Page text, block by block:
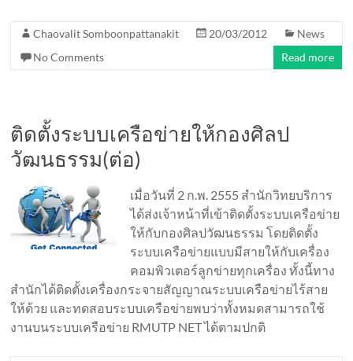
Chaovalit Somboonpattanakit 20/03/2012
News
No Comments
Read more
ติดตั้งระบบเครือข่ายให้กองศิลป
วัฒนธรรม(ต่อ)
เมื่อวันที่ 2 ก.พ. 2555 สำนักวิทยบริการ
ได้ส่งเจ้าหน้าที่เข้าติดตั้งระบบเครือข่าย
ให้กับกองศิลปวัฒนธรรม โดยติดตั้ง
ระบบเครือข่ายแบบมีสายให้กับเครื่อง
คอมพิวเตอร์ลูกข่ายทุกเครื่อง ทั้งนี้ทาง
สำนักได้ติดตั้งเครื่องกระจายสัญญาณระบบเครือข่ายไร้สาย
ให้ด้วย และทดสอบระบบเครือข่ายพบว่าทั้งหมดสามารถใช้
งานบนระบบเครือข่าย RMUTP NET ได้ตามปกติ